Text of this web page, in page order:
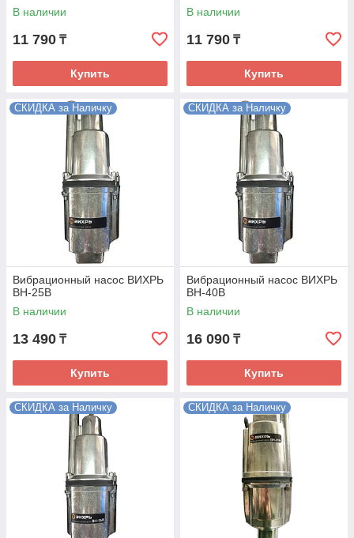
В наличии
11 790 ₸
Купить
В наличии
11 790 ₸
Купить
СКИДКА за Наличку
Вибрационный насос ВИХРЬ
ВН-25В
В наличии
13 490 ₸
Купить
СКИДКА за Наличку
Вибрационный насос ВИХРЬ
ВН-40В
В наличии
16 090 ₸
Купить
СКИДКА за Наличку СКИДКА за Наличку